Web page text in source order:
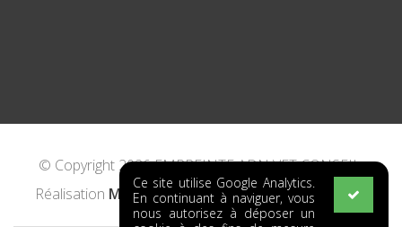
© Copyright 2026 EMPREINTE ADN VET CONSEIL.
Réalisation MAKE IT CREATIVE-Mentions Légales
Ce site utilise Google Analytics.
En continuant à naviguer, vous
nous autorisez à déposer un